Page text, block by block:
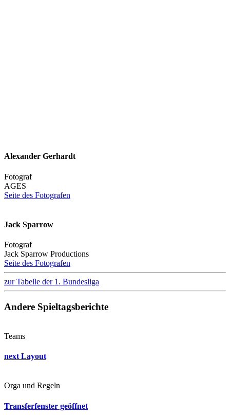
Alexander Gerhardt
Fotograf
AGES
Seite des Fotografen
Jack Sparrow
Fotograf
Jack Sparrow Productions
Seite des Fotografen
zur Tabelle der 1. Bundesliga
Andere Spieltagsberichte
Teams
next Layout
Orga und Regeln
Transferfenster geöffnet